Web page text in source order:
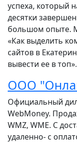
успеха, который
десятки
большом опыте.
«Как выделить
сайтов в
вывести ее в
ООО
Официальный
WebMoney.
WMZ, WME. С
удаленно- с